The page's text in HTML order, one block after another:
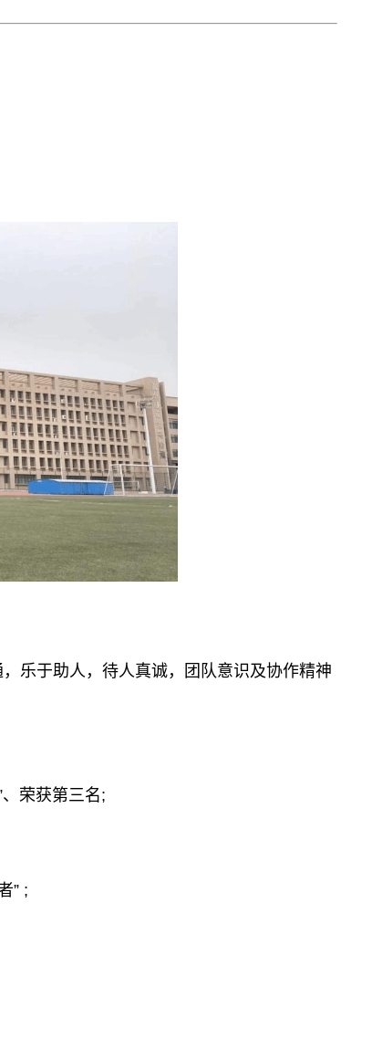
乐于助人，待人真诚，团队意识及协作精神
荣获第三名;
” ;